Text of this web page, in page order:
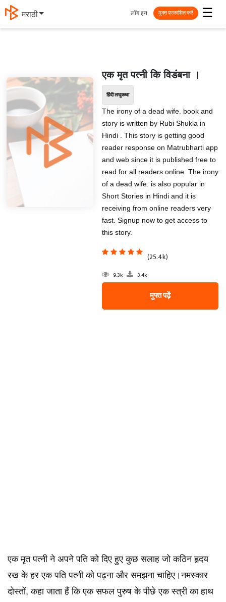
मराठी ☰
लॉग इन मुक्त प्रकाशित करें
एक मृत पत्नी कि विडंबना ।
हिंदी लघुकथा
The irony of a dead wife. book and
story is written by Rubi Shukla in
Hindi . This story is getting good
reader response on Matrubharti app
and web since it is published free to
read for all readers online. The irony
of a dead wife. is also popular in
Short Stories in Hindi and it is
receiving from online readers very
fast. Signup now to get access to
this story.
(25.4k)
9.3k 3.4k
मुफ्त पढ़ें
एक मृत पत्नी ने अपने पति को दिए हुए कुछ सलाह जो कठिन हृदय
रख के हर एक पति पत्नी को पढ़ना और समझना चाहिए।नमस्कार
दोस्तों, कहा जाता हैं कि एक सफल पुरुष के पीछे एक स्त्री का हाथ